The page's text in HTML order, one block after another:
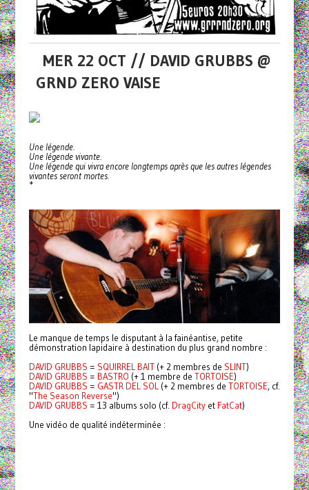
MER 22 OCT // DAVID GRUBBS @
GRND ZERO VAISE
Une légende.
Une légende vivante.
Une légende qui vivra encore longtemps après que les autres légendes
vivantes seront mortes.
*
Le manque de temps le disputant à la fainéantise, petite
démonstration lapidaire à destination du plus grand nombre :
DAVID GRUBBS = SQUIRREL BAIT(+ 2 membres de SLINT)
DAVID GRUBBS = BASTRO (+ 1 membre de TORTOISE)
DAVID GRUBBS = GASTR DEL SOL (+ 2 membres de TORTOISE, cf.
"The Season Reverse")
DAVID GRUBBS = 13 albums solo (cf. DragCityet FatCat)
Une vidéo de qualité indéterminée :